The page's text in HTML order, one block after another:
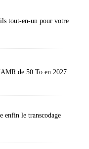
tout-en-un pour votre
de 50 To en 2027
enfin le transcodage